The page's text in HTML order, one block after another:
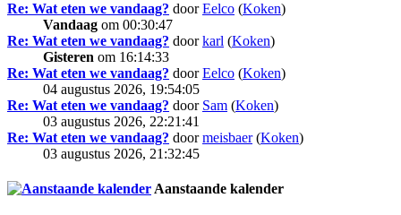
Re: Wat eten we vandaag? doorEelco (Koken)
Vandaag om 00:30:47
Re: Wat eten we vandaag? doorkarl (Koken)
Gisteren om 16:14:33
Re: Wat eten we vandaag? doorEelco (Koken)
04 augustus 2026, 19:54:05
Re: Wat eten we vandaag? door Sam (Koken)
03 augustus 2026, 22:21:41
Re: Wat eten we vandaag? doormeisbaer(Koken)
03 augustus 2026, 21:32:45
Aanstaande kalender